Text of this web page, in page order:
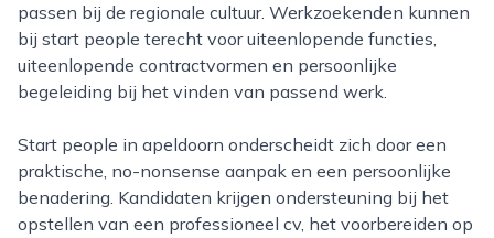
passen bij de regionale cultuur. Werkzoekenden kunnen
bij start people terecht voor uiteenlopende functies,
uiteenlopende contractvormen en persoonlijke
begeleiding bij het vinden van passend werk.
Start people in apeldoorn onderscheidt zich door een
praktische, no-nonsense aanpak en een persoonlijke
benadering. Kandidaten krijgen ondersteuning bij het
opstellen van een professioneel cv, het voorbereiden op